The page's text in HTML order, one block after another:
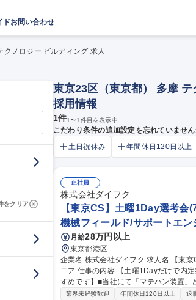
ドお問い合わせ
クノロジー ビルディング 求人
をクリア
東京23区（東京都） 多摩
採用情報
1件1〜1 件目を表示中
こだわり条件の追加設定を忘れていません
土日祝休み
年間休日120日以上
正社員
株式会社ダイフク
【東京CS】土曜1Day選考会
機械フィールド/サポートエン
月給28万円以上
東京都港区
企業名 株式会社ダイフク 求人名 【東京CS】土曜1Day選考会(7月4日)■最先端FAロボット領域のサービスエンジ
ニア 仕事の内容 【土曜1Dayだけで内定獲得が可能】【突発対応・顧客対応で平日の面接に参加できない方におす
すめです】■当社にて「マテハン装置」
ます。 【エンジニアとしてキャリアアップが可能】■入社後3年程度は点検業務を通してマテハンの基礎を習得い
業界未経験歓迎 年間休日120日以上 退